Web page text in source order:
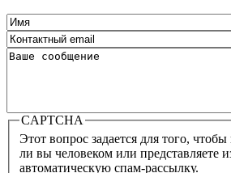
CAPTCHA
Этот вопрос задается для того,
ли вы человеком или представляете из себя
автоматическую спам-рассылку.